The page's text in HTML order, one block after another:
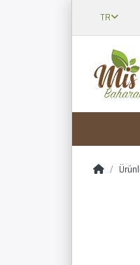
TR